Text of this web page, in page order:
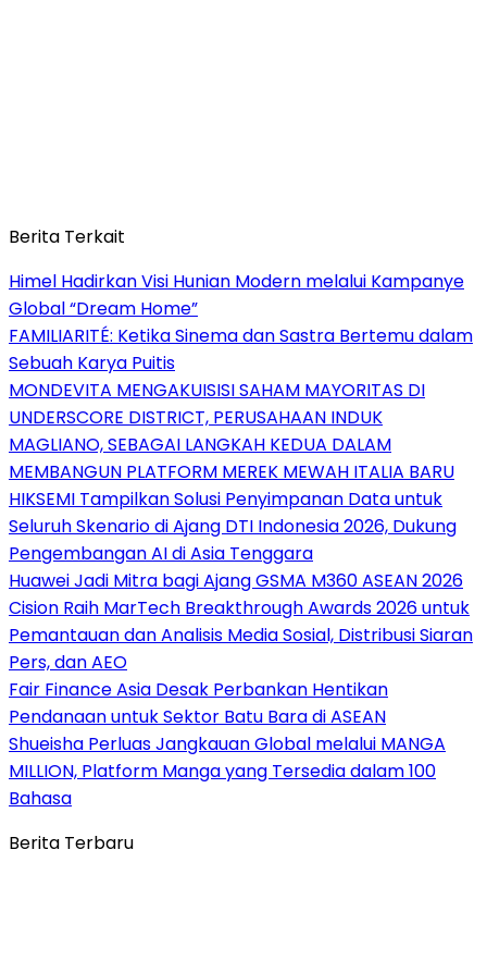
Berita Terkait
Himel Hadirkan Visi Hunian Modern melalui Kampanye
Global “Dream Home”
FAMILIARITÉ: Ketika Sinema dan Sastra Bertemu dalam
Sebuah Karya Puitis
MONDEVITA MENGAKUISISI SAHAM MAYORITAS DI
UNDERSCORE DISTRICT, PERUSAHAAN INDUK
MAGLIANO, SEBAGAI LANGKAH KEDUA DALAM
MEMBANGUN PLATFORM MEREK MEWAH ITALIA BARU
HIKSEMI Tampilkan Solusi Penyimpanan Data untuk
Seluruh Skenario di Ajang DTI Indonesia 2026, Dukung
Pengembangan AI di Asia Tenggara
Huawei Jadi Mitra bagi Ajang GSMA M360 ASEAN 2026
Cision Raih MarTech Breakthrough Awards 2026 untuk
Pemantauan dan Analisis Media Sosial, Distribusi Siaran
Pers, dan AEO
Fair Finance Asia Desak Perbankan Hentikan
Pendanaan untuk Sektor Batu Bara di ASEAN
Shueisha Perluas Jangkauan Global melalui MANGA
MILLION, Platform Manga yang Tersedia dalam 100
Bahasa
Berita Terbaru